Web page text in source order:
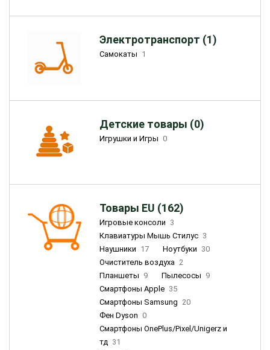
Электротранспорт (1)
Самокаты 1
Детские товары (0)
Игрушки и Игры 0
Товары EU (162)
Игровые консоли 3
Клавиатуры Мышь Стилус 3
Наушники 17 Ноутбуки 30
Очиститель воздуха 2
Планшеты 9 Пылесосы 9
Смартфоны Apple 35
Смартфоны Samsung 20
Фен Dyson 0
Смартфоны OnePlus/Pixel/Unigerz и
тд 31